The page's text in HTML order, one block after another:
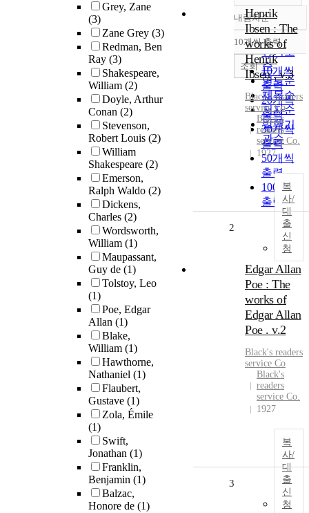
Grey, Zane
(3)
Zane Grey (3)
Redman, Ben
Ray (3)
Shakespeare,
William (2)
Doyle, Arthur
Conan (2)
Stevenson,
Robert Louis (2)
William
Shakespeare (2)
Emerson,
Ralph Waldo (2)
Dickens,
Charles (2)
Wordsworth,
William (1)
Maupassant,
Guy de (1)
Tolstoy, Leo
(1)
Poe, Edgar
Allan (1)
Blake,
William (1)
Hawthorne,
Nathaniel (1)
Flaubert,
Gustave (1)
Zola, Émile
(1)
Swift,
Jonathan (1)
Franklin,
Benjamin (1)
Balzac,
Honore de (1)
정확도
순
인기도
순
연도순
제목순
저자순
발행기
관순
내림차순
내림차순
10개씩 출력
10개씩
출력
20개씩
출력
30개씩
출력
50개씩
출력
100개씩
출력
조회
Henrik
Ibsen : The
works of
Henrik
Ibsen . v.3
Black's readers
service Co
Black's
readers
service Co.
1927
복
사/
대
출
신
청
2
Edgar Allan
Poe : The
works of
Edgar Allan
Poe . v.2
Black's readers
service Co
Black's
readers
service Co.
1927
복
사/
대
출
신
청
3